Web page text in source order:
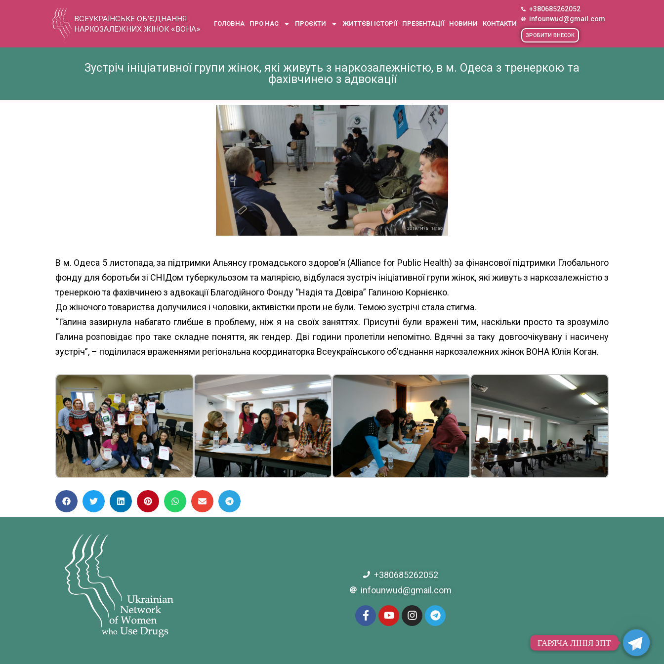
ВСЕУКРАЇНСЬКЕ ОБ’ЄДНАННЯ
НАРКОЗАЛЕЖНИХ ЖІНОК «ВОНА»
ГОЛОВНА ПРО НАС ПРОЄКТИ ЖИТТЄВІ ІСТОРІЇ ПРЕЗЕНТАЦІЇ НОВИНИ КОНТАКТИ
+380685262052
infounwud@gmail.com
ЗРОБИТИ ВНЕСОК
Зустріч ініціативної групи жінок, які живуть з наркозалежністю, в м. Одеса з тренеркою та
фахівчинею з адвокації
В м. Одеса 5 листопада, за підтримки Альянсу громадського здоров’я (Alliance for Public Health) за фінансової підтримки Глобального
фонду для боротьби зі СНІДом туберкульозом та малярією, відбулася зустріч ініціативної групи жінок, які живуть з наркозалежністю з
тренеркою та фахівчинею з адвокації Благодійного Фонду “Надія та Довіра” Галиною Корнієнко.
До жіночого товариства долучилися і чоловіки, активістки проти не були. Темою зустрічі стала стигма.
“Галина зазирнула набагато глибше в проблему, ніж я на своїх заняттях. Присутні були вражені тим, наскільки просто та зрозуміло
Галина розповідає про таке складне поняття, як гендер. Дві години пролетіли непомітно. Вдячні за таку довгоочікувану і насичену
зустріч”, – поділилася враженнями регіональна координаторка Всеукраїнського об’єднання наркозалежних жінок ВОНА Юлія Коган.
+380685262052
infounwud@gmail.com
ГАРЯЧА ЛІНІЯ ЗПТ
ГАРЯЧА ЛІНІЯ ЗПТ